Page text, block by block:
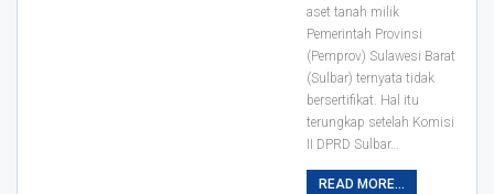
aset tanah milik
Pemerintah Provinsi
(Pemprov) Sulawesi Barat
(Sulbar) ternyata tidak
bersertifikat. Hal itu
terungkap setelah Komisi
II DPRD Sulbar…
READ MORE...